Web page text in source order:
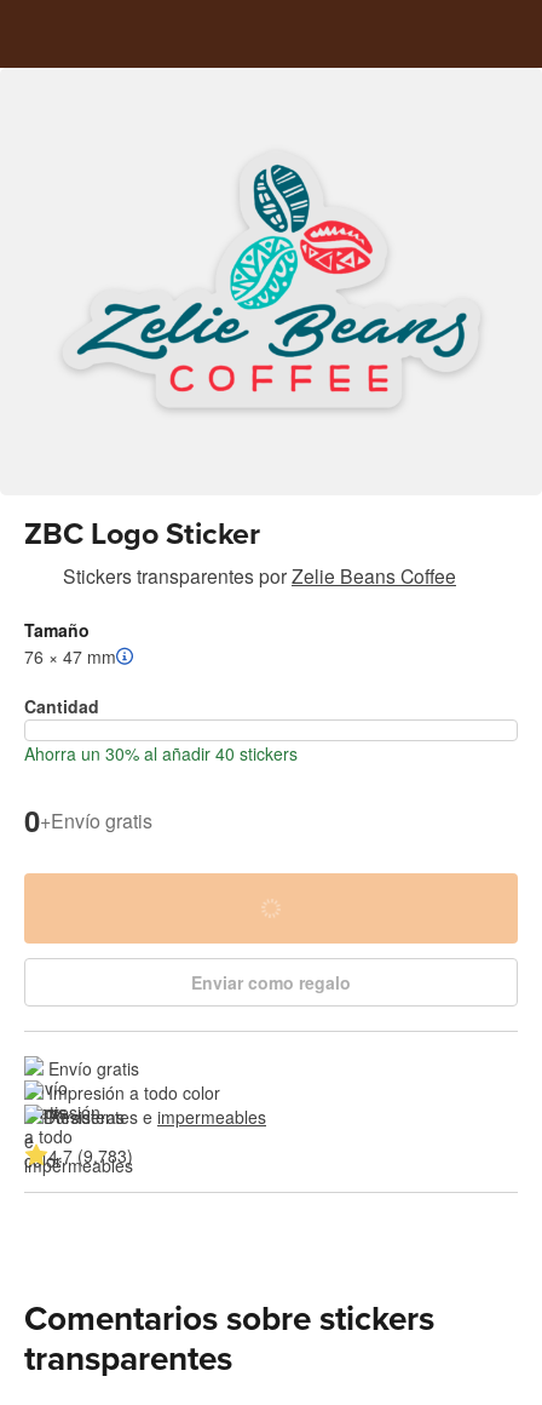
ZBC Logo Sticker
Stickers transparentesporZelie Beans Coffee
Tamaño
76 × 47 mm
Cantidad
Ahorra un 30% al añadir 40 stickers
0+Envío gratis
Enviar como regalo
Envío gratis
Impresión a todo color
Resistentes e impermeables
4.7 (9,783)
Comentarios sobre stickers
transparentes